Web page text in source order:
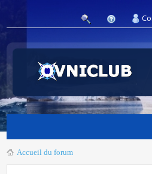
Accueil du forum